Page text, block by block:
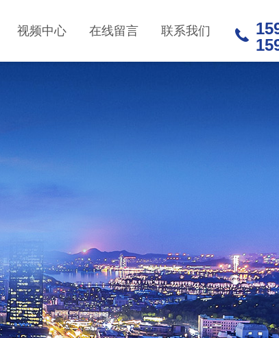
视频中心 在线留言 联系我们